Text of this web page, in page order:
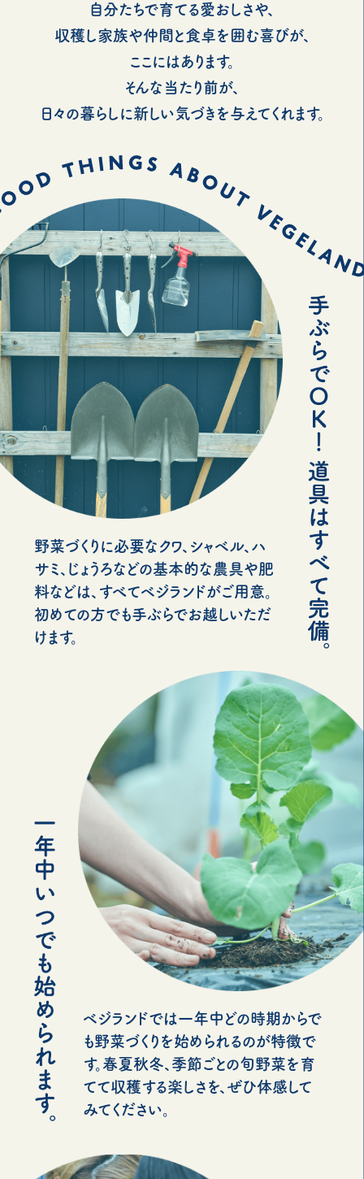
自分たちで育てる愛おしさや、
収穫し家族や仲間と食卓を囲む喜びが、
ここにはあります。
そんな当たり前が、
日々の暮らしに新しい気づきを与えてくれます。
野菜づくりに必要なクワ、シャベル、ハ
サミ、じょうろなどの基本的な農具や肥
料などは、すべてベジランドがご用意。
初めての方でも手ぶらでお越しいただ
けます。
ベジランドでは一年中どの時期からで
も野菜づくりを始められるのが特徴で
す。春夏秋冬、季節ごとの旬野菜を育
てて収穫する楽しさを、ぜひ体感して
みてください。